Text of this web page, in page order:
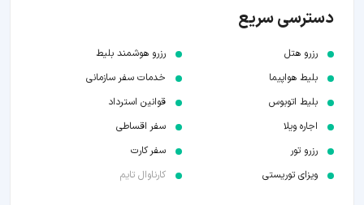
دسترسی سریع
رزرو هتل
بلیط هواپیما
بلیط اتوبوس
اجاره ویلا
رزرو تور
ویزای توریستی
رزرو هوشمند بلیط
خدمات سفر سازمانی
قوانین استرداد
سفر اقساطی
سفر کارت
کارناوال تایم